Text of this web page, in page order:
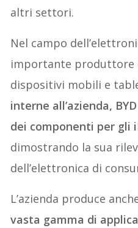
altri settori.
Nel campo
importante produttore
dispositivi mobili e
interne all’azienda,
dei componenti per gli
dimostrando la sua
dell’elettronica di
L’azienda produce
vasta gamma di